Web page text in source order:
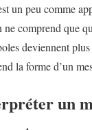
un peu comme
comprend que
deviennent
la forme d’un
un